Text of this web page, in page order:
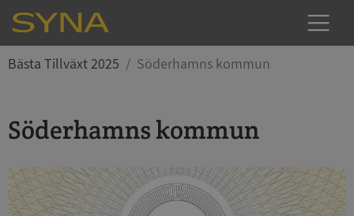
Bästa Tillväxt 2025 Söderhamns kommun
Söderhamns kommun